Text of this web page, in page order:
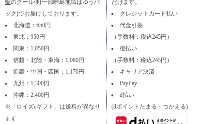
輸のクール便(一部離島地域はゆうパ
ック)でお届けしております。
北海道：650円
東北：950円
関東：1,050円
信越・北陸・東海：1,080円
近畿・中国・四国：1,170円
九州：1,300円
沖縄：2,400円
※「ロイズeギフト」は送料が異なり
ます
だけます。
クレジットカード払い
代金引換
（手数料：税込245円）
後払い
（手数料：税込245円）
キャリア決済
PayPay
d払い
(dポイントたまる・つかえる)